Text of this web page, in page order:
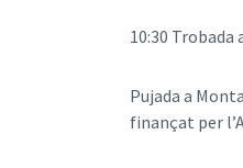
10:30 Trobada
Pujada a
finançat per